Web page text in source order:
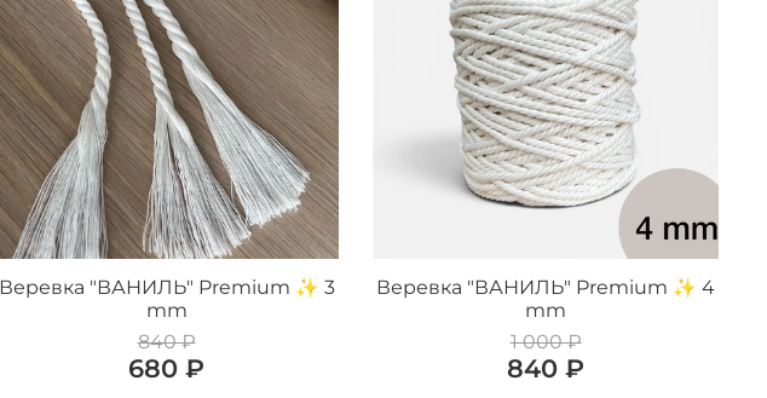
Веревка "ВАНИЛЬ" Premium ✨ 3
mm
840 ₽
680 ₽
Веревка "ВАНИЛЬ" Premium ✨ 4
mm
1 000 ₽
840 ₽